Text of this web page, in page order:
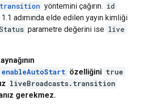
yöntemini çağırın. id
adımında elde edilen yayın kimliği
parametre değerini ise live
özelliğini true
liveBroadcasts.transition
gerekmez.